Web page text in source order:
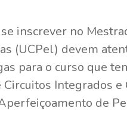
inscrever no
(UCPel) devem
para o curso que
Circuitos Integrados
de